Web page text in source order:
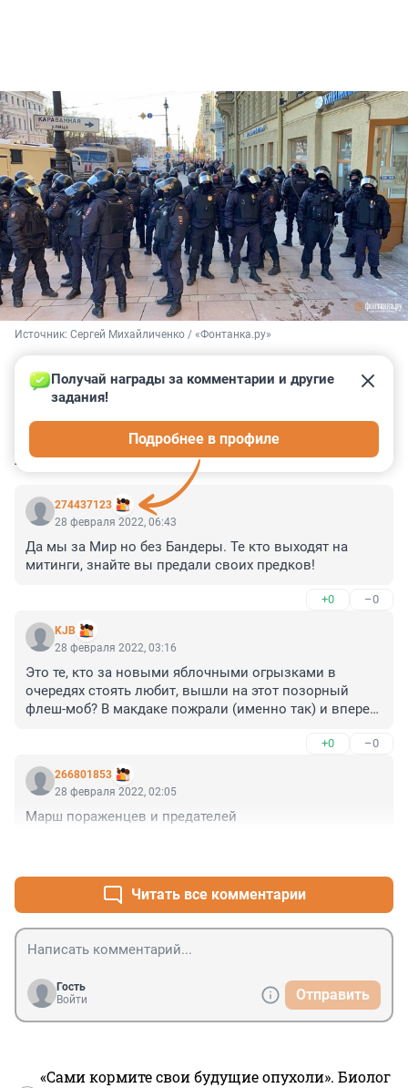
Источник: Сергей Михайличенко / «Фонтанка.ру»
КОММЕНТАРИИ 58
274437123
Получай награды за комментарии и другие
задания!
Подробнее в профиле
28 февраля 2022, 06:43
Да мы за Мир но без Бандеры. Те кто выходят на
митинги, знайте вы предали своих предков!
+0 –0
KJB
28 февраля 2022, 03:16
Это те, кто за новыми яблочными огрызками в
очередях стоять любит, вышли на этот позорный
флеш-моб? В макдаке пожрали (именно так) и вперед.
разгоняют свои мирные демонстрации водометами,
если что? Так что зря они так задницы рвут за дядю
сэма, он же их, когда они опять будут недовольны,
задавит, мало не покажется.
+0 –0
266801853
28 февраля 2022, 02:05
Марш пораженцев и предателей
Читать все комментарии
Гость
Войти
Отправить
«Сами кормите свои будущие опухоли». Биолог